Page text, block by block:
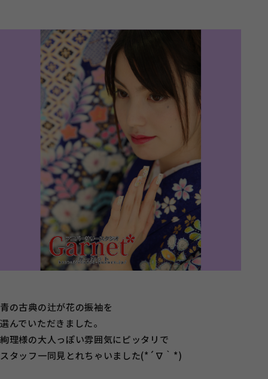
青の古典の辻が花の振袖を
選んでいただきました。
絢理様の大人っぽい雰囲気にピッタリで
スタッフ一同見とれちゃいました(*´∇｀*)